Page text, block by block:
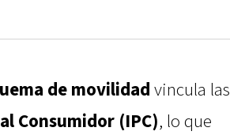
de movilidadvincula las
Consumidor (IPC), lo que